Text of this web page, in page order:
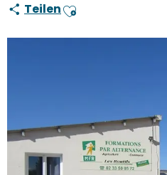
TeilenAjouter aux favoris